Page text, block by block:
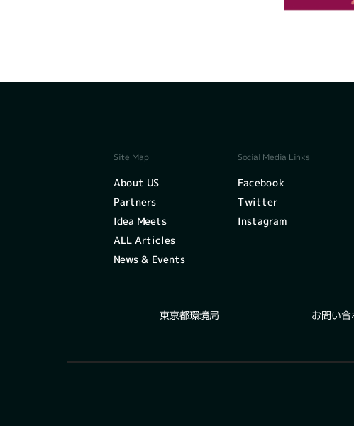
Site Map
About US
Partners
Idea Meets
ALL Articles
News & Events
Social Media Links
Facebook
Twitter
Instagram
東京都環境局 お問い合